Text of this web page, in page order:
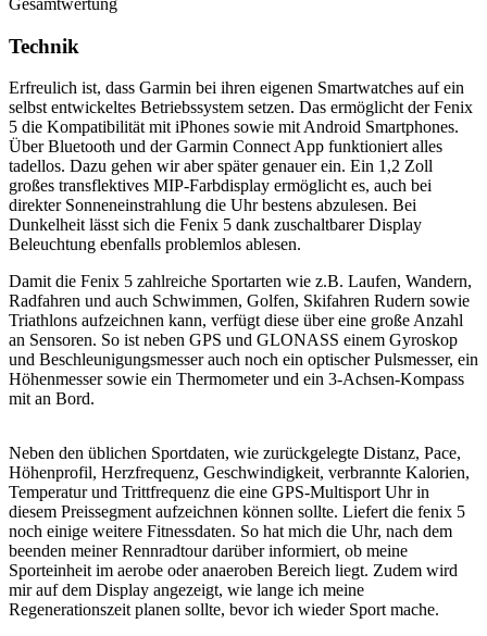
Technik
Erfreulich ist, dass Garmin bei ihren eigenen Smartwatches auf ein
selbst entwickeltes Betriebssystem setzen. Das ermöglicht der Fenix
5 die Kompatibilität mit iPhones sowie mit Android Smartphones.
Über Bluetooth und der Garmin Connect App funktioniert alles
tadellos. Dazu gehen wir aber später genauer ein. Ein 1,2 Zoll
großes transflektives MIP-Farbdisplay ermöglicht es, auch bei
direkter Sonneneinstrahlung die Uhr bestens abzulesen. Bei
Dunkelheit lässt sich die Fenix 5 dank zuschaltbarer Display
Beleuchtung ebenfalls problemlos ablesen.
Damit die Fenix 5 zahlreiche Sportarten wie z.B. Laufen, Wandern,
Radfahren und auch Schwimmen, Golfen, Skifahren Rudern sowie
Triathlons aufzeichnen kann, verfügt diese über eine große Anzahl
an Sensoren. So ist neben GPS und GLONASS einem Gyroskop
und Beschleunigungsmesser auch noch ein optischer Pulsmesser, ein
Höhenmesser sowie ein Thermometer und ein 3-Achsen-Kompass
mit an Bord.
Neben den üblichen Sportdaten, wie zurückgelegte Distanz, Pace,
Höhenprofil, Herzfrequenz, Geschwindigkeit, verbrannte Kalorien,
Temperatur und Trittfrequenz die eine GPS-Multisport Uhr in
diesem Preissegment aufzeichnen können sollte. Liefert die fenix 5
noch einige weitere Fitnessdaten. So hat mich die Uhr, nach dem
beenden meiner Rennradtour darüber informiert, ob meine
Sporteinheit im aerobe oder anaeroben Bereich liegt. Zudem wird
mir auf dem Display angezeigt, wie lange ich meine
Regenerationszeit planen sollte, bevor ich wieder Sport mache.